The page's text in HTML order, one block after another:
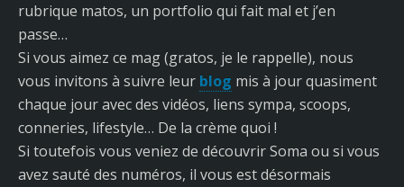
rubrique matos, un portfolio qui fait mal et j’en
passe…
Si vous aimez ce mag (gratos, je le rappelle), nous
vous invitons à suivre leur blog mis à jour quasiment
chaque jour avec des vidéos, liens sympa, scoops,
conneries, lifestyle… De la crème quoi !
Si toutefois vous veniez de découvrir Soma ou si vous
avez sauté des numéros, il vous est désormais